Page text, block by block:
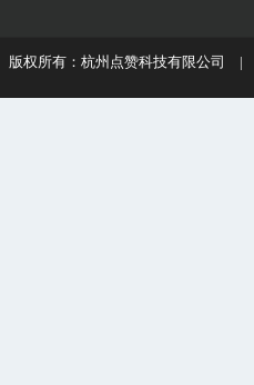
版权所有：杭州点赞科技有限公司